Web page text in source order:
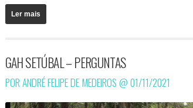
Ler mais
GAH SETÚBAL – PERGUNTAS
POR ANDRÉ FELIPE DE MEDEIROS @01/11/2021